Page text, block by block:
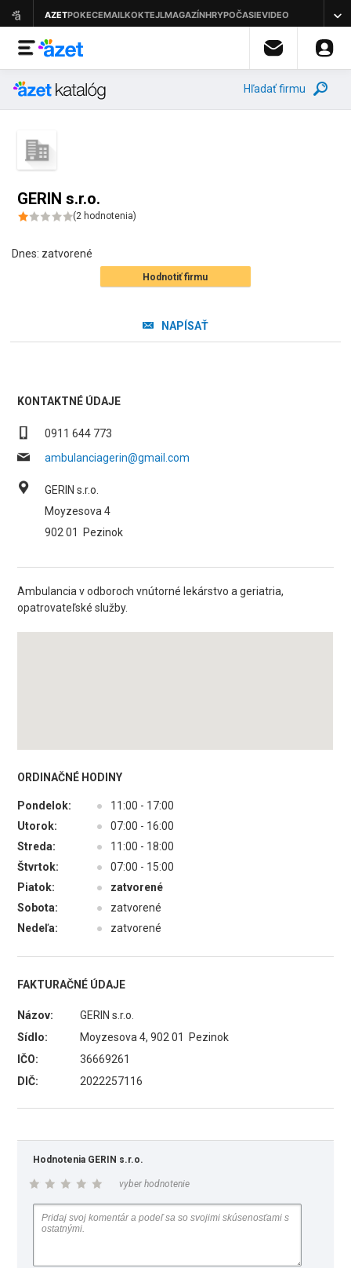
Hľadať firmu
GERIN s.r.o.
(2 hodnotenia)
Dnes: zatvorené
Hodnotiť firmu
NAPÍSAŤ
KONTAKTNÉ ÚDAJE
0911 644 773
ambulanciagerin@gmail.com
GERIN s.r.o.
Moyzesova 4
902 01
Pezinok
Ambulancia v odboroch vnútorné lekárstvo a geriatria,
opatrovateľské služby.
ORDINAČNÉ HODINY
Pondelok: ●
11:00 - 17:00
Utorok:
●
07:00 - 16:00
Streda:
●
11:00 - 18:00
Štvrtok:
●
07:00 - 15:00
Piatok:
●
zatvorené
Sobota:
●
zatvorené
Nedeľa:
● zatvorené
FAKTURAČNÉ ÚDAJE
Názov:
GERIN s.r.o.
Sídlo:
Moyzesova 4, 902 01 Pezinok
IČO:
36669261
DIČ:
2022257116
Hodnotenia GERIN s.r.o.
vyber hodnotenie